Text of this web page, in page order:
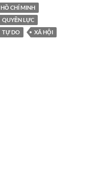
HỒ CHÍ MINH
QUYỀN LỰC
TỰ DO
XÃ HỘI